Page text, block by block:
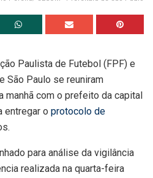
Paulista de Futebol (FPF) e
São Paulo se reuniram
com o prefeito da capital
entregar o protocolo de
para análise da vigilância
realizada na quarta-feira